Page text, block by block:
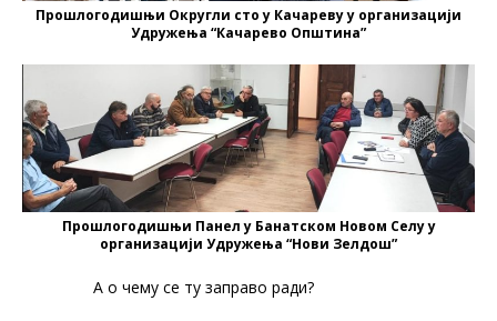
Прошлогодишњи Округли сто у Качареву у организацији
Удружења “Качарево Општина”
Прошлогодишњи Панел у Банатском Новом Селу у
организацији Удружења “Нови Зелдош”
А о чему се ту заправо ради?